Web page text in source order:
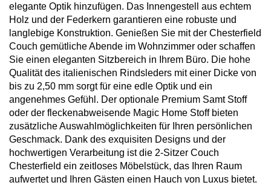
elegante Optik hinzufügen. Das Innengestell aus echtem
Holz und der Federkern garantieren eine robuste und
langlebige Konstruktion. Genießen Sie mit der Chesterfield
Couch gemütliche Abende im Wohnzimmer oder schaffen
Sie einen eleganten Sitzbereich in Ihrem Büro. Die hohe
Qualität des italienischen Rindsleders mit einer Dicke von
bis zu 2,50 mm sorgt für eine edle Optik und ein
angenehmes Gefühl. Der optionale Premium Samt Stoff
oder der fleckenabweisende Magic Home Stoff bieten
zusätzliche Auswahlmöglichkeiten für Ihren persönlichen
Geschmack. Dank des exquisiten Designs und der
hochwertigen Verarbeitung ist die 2-Sitzer Couch
Chesterfield ein zeitloses Möbelstück, das Ihren Raum
aufwertet und Ihren Gästen einen Hauch von Luxus bietet.